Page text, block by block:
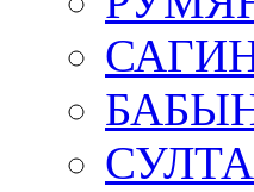
САГИН